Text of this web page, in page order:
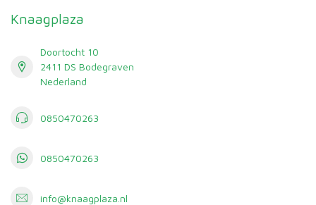
Knaagplaza
Doortocht 10
2411 DS Bodegraven
Nederland
0850470263
0850470263
info@knaagplaza.nl